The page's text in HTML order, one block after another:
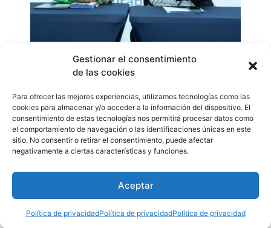
Gestionar el consentimiento
de las cookies
Para ofrecer las mejores experiencias, utilizamos tecnologías como las
cookies para almacenar y/o acceder a la información del dispositivo. El
consentimiento de estas tecnologías nos permitirá procesar datos como
el comportamiento de navegación o las identificaciones únicas en este
sitio. No consentir o retirar el consentimiento, puede afectar
negativamente a ciertas características y funciones.
Aceptar
Política de privacidadPolítica de privacidadPolítica de privacidad
En su aniversario “La Red” ha programado
presentaciones en los lugares donde se encuentran los
abiertas al público y para seguir la promoción, los
interesados deben ingresar a las redes sociales de
@micultura.pma
WhatsApp
Compartir
Cultura,
medioambiente,MiCultura,música,orquesta,Panamá